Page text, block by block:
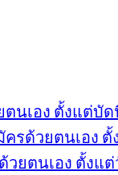
นเอง ตั้งแต่บั
รด้วยตนเอง
ยตนเอง ตั้งแ